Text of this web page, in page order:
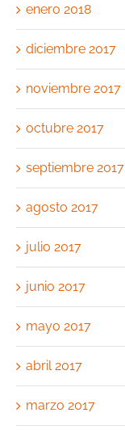
enero 2018
diciembre 2017
noviembre 2017
octubre 2017
septiembre 2017
agosto 2017
julio 2017
junio 2017
mayo 2017
abril 2017
marzo 2017